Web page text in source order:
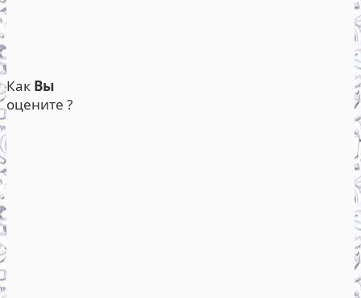
Как Вы
оцените ?